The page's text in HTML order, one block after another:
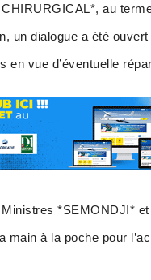
au
un dialogue a été
vue d’éventuelle
*SEMONDJI*
à la poche pour